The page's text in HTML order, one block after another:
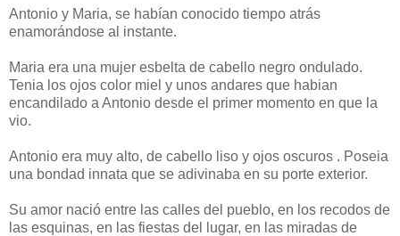
Antonio y Maria, se habían conocido tiempo atrás
enamorándose al instante.
Maria era una mujer esbelta de cabello negro ondulado.
Tenia los ojos color miel y unos andares que habian
encandilado a Antonio desde el primer momento en que la
vio.
Antonio era muy alto, de cabello liso y ojos oscuros . Poseia
una bondad innata que se adivinaba en su porte exterior.
Su amor nació entre las calles del pueblo, en los recodos de
las esquinas, en las fiestas del lugar, en las miradas de